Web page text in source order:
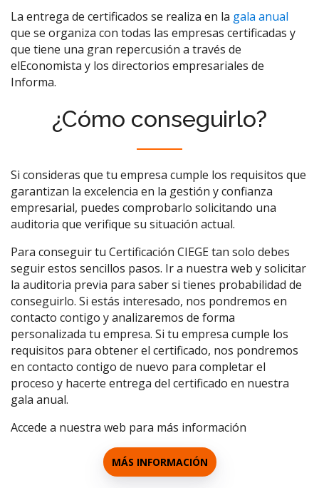
La entrega de certificados se realiza en la gala anual
que se organiza con todas las empresas certificadas y
que tiene una gran repercusión a través de
elEconomista y los directorios empresariales de
Informa.
¿Cómo conseguirlo?
Si consideras que tu empresa cumple los requisitos que
garantizan la excelencia en la gestión y confianza
empresarial, puedes comprobarlo solicitando una
auditoria que verifique su situación actual.
Para conseguir tu Certificación CIEGE tan solo debes
seguir estos sencillos pasos. Ir a nuestra web y solicitar
la auditoria previa para saber si tienes probabilidad de
conseguirlo. Si estás interesado, nos pondremos en
contacto contigo y analizaremos de forma
personalizada tu empresa. Si tu empresa cumple los
requisitos para obtener el certificado, nos pondremos
en contacto contigo de nuevo para completar el
proceso y hacerte entrega del certificado en nuestra
gala anual.
Accede a nuestra web para más información
MÁS INFORMACIÓN